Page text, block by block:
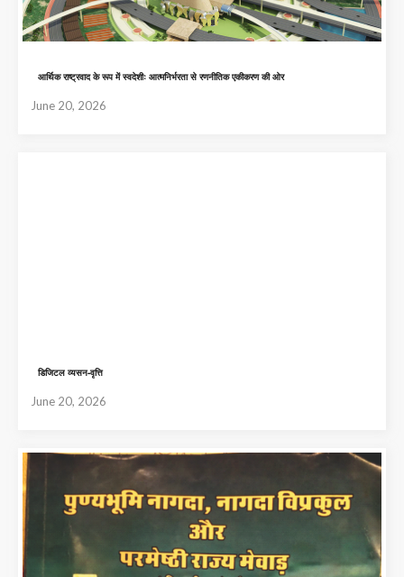
आर्थिक राष्ट्रवाद के रूप में स्वदेशीः आत्मनिर्भरता से रणनीतिक एकीकरण की ओर
June 20, 2026
डिजिटल व्यसन-वृत्ति
June 20, 2026